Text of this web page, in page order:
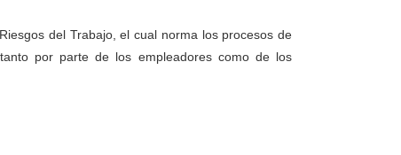
del Trabajo, el cual norma los procesos de
por parte de los empleadores como de los